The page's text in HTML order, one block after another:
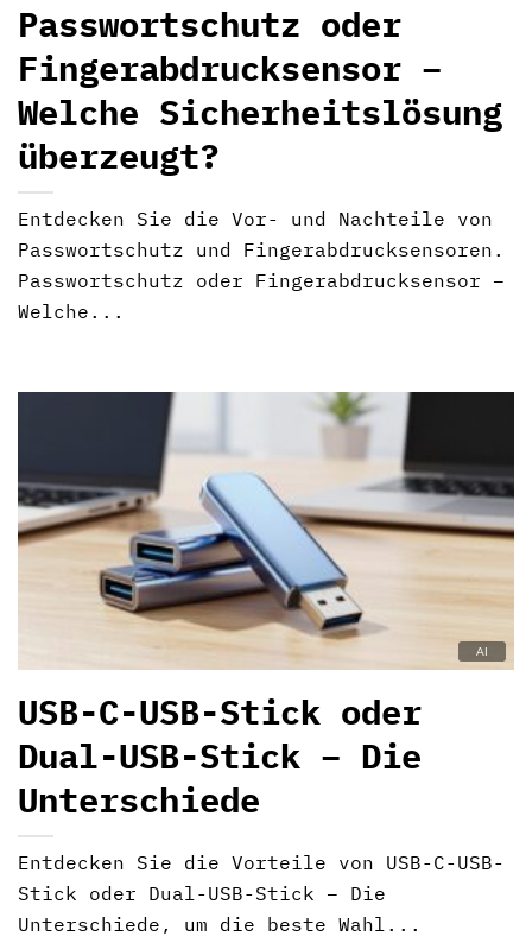
Passwortschutz oder
Fingerabdrucksensor –
Welche Sicherheitslösung
überzeugt?
Entdecken Sie die Vor- und Nachteile von
Passwortschutz und Fingerabdrucksensoren.
Passwortschutz oder Fingerabdrucksensor –
Welche...
USB-C-USB-Stick oder
Dual-USB-Stick – Die
Unterschiede
Entdecken Sie die Vorteile von USB-C-USB-
Stick oder Dual-USB-Stick – Die
Unterschiede, um die beste Wahl...